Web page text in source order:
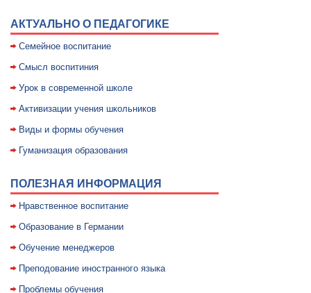
АКТУАЛЬНО О ПЕДАГОГИКЕ
Семейное воспитание
Смысл воспитиния
Уpок в совpеменной школе
Активизации учения школьников
Виды и формы обучения
Гуманизация образования
ПОЛЕЗНАЯ ИНФОРМАЦИЯ
Нравственное воспитание
Образование в Германии
Обучение менеджеров
Преподование иностранного языка
Проблемы обучения